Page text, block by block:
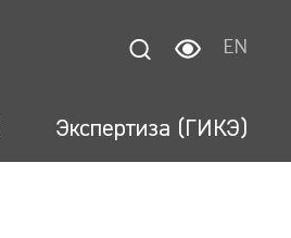
EN
Экспертиза (ГИКЭ)